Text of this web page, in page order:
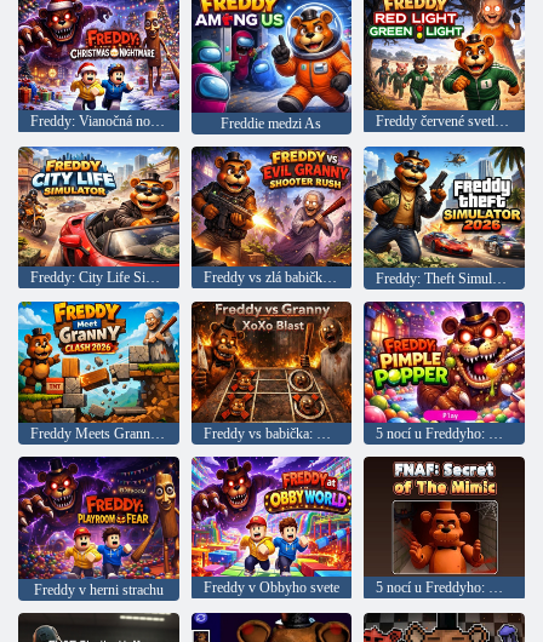
Freddy: Vianočná nočná mora Freddie medzi As Freddy červené svetlo zelené svetlo
Freddy: City Life Simulator Freddy vs zlá babička: Strelec Freddy: Theft Simulator 2026
Freddy Meets Granny: Clash 2026 Freddy vs babička: Výbušný Tic Tac Toe 5 nocí u Freddyho: Vytlačte pupienky
Freddy v herni strachu Freddy v Obbyho svete 5 nocí u Freddyho: Mimikovo tajomstvo